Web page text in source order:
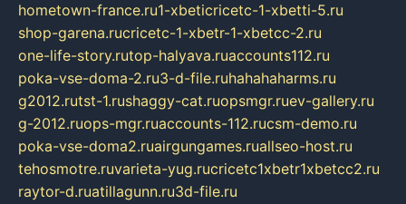
hometown-france.ru1-xbeticricetc-1-xbetti-5.ru
shop-garena.rucricetc-1-xbetr-1-xbetcc-2.ru
one-life-story.rutop-halyava.ruaccounts112.ru
poka-vse-doma-2.ru3-d-file.ruhahahaharms.ru
g2012.rutst-1.rushaggy-cat.ruopsmgr.ruev-gallery.ru
g-2012.ruops-mgr.ruaccounts-112.rucsm-demo.ru
poka-vse-doma2.ruairgungames.ruallseo-host.ru
tehosmotre.ruvarieta-yug.rucricetc1xbetr1xbetcc2.ru
raytor-d.ruatillagunn.ru3d-file.ru